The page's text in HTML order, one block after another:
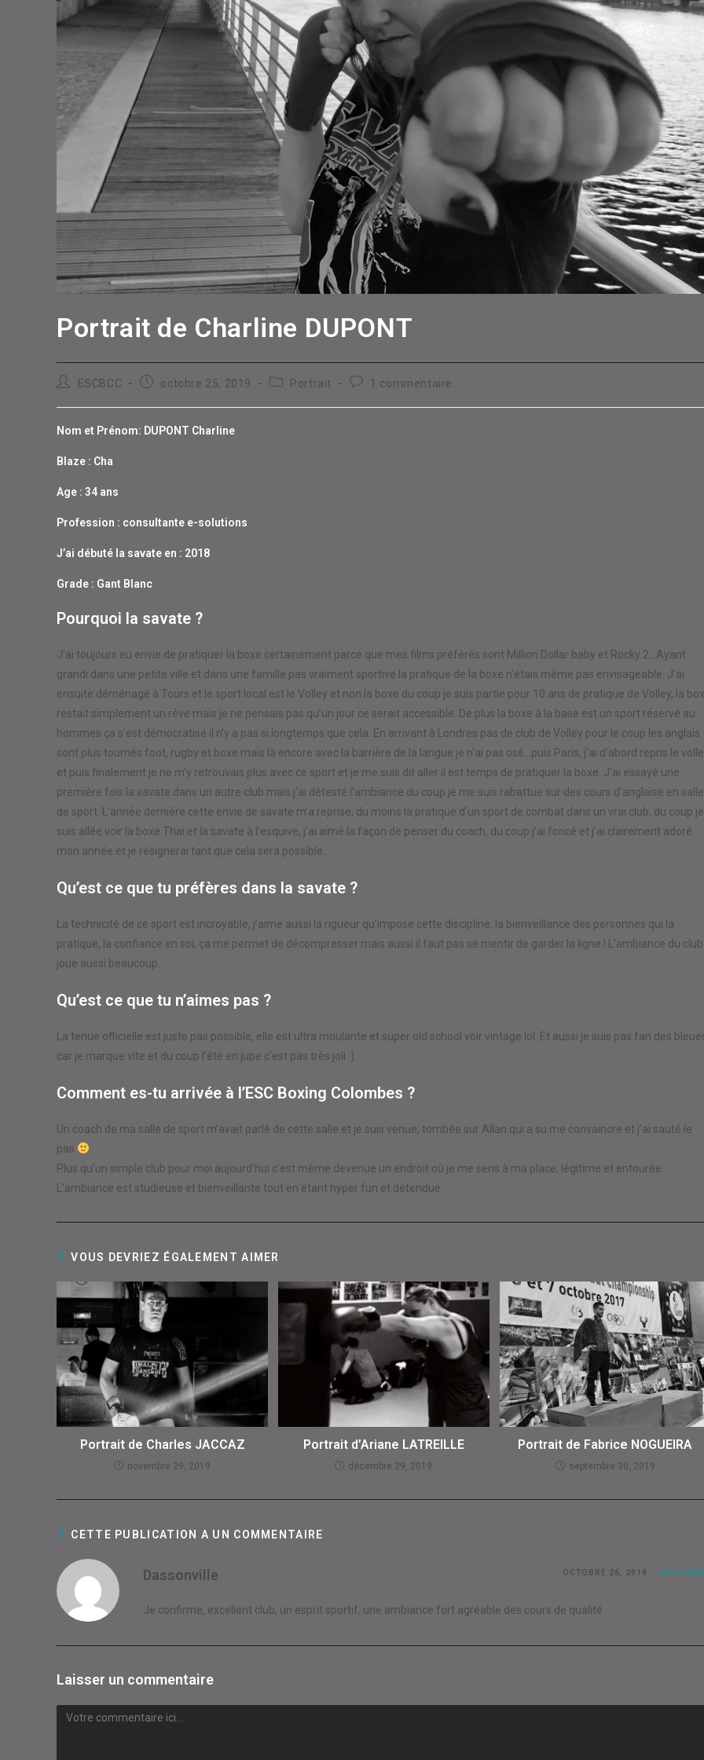
Portrait de Charline DUPONT
Auteur/autrice
la
publication :
ESCBCC
Publication
octobre 25, 2019
PostPortrait
Commentaires
la
1 commentaire
Nom et Prénom: DUPONT Charline
Blaze : Cha
Age : 34 ans
Profession : consultante e-solutions
J’ai débuté la savate en : 2018
Grade : Gant Blanc
Pourquoi la savate ?
J’ai toujours eu envie de pratiquer la boxe certainement parce que mes films préférés sont Million Dollar baby et Rocky 2…Ayant
grandi dans une petite ville et dans une famille pas vraiment sportive la pratique de la boxe n’étais même pas envisageable. J’ai
ensuite déménagé à Tours et le sport local est le Volley et non la boxe du coup je suis partie pour 10 ans de pratique de Volley, la
restait simplement un rêve mais je ne pensais pas qu’un jour ce serait accessible. De plus la boxe à la base est un sport réservé au
hommes ça s’est démocratisé il n’y a pas si longtemps que cela. En arrivant à Londres pas de club de Volley pour le coup les anglais
sont plus tournés foot, rugby et boxe mais là encore avec la barrière de la langue je n’ai pas osé…puis Paris, j’ai d’abord repris le
et puis finalement je ne m’y retrouvais plus avec ce sport et je me suis dit aller il est temps de pratiquer la boxe. J’ai essayé une
première fois la savate dans un autre club mais j’ai détesté l’ambiance du coup je me suis rabattue sur des cours d’anglaise en salle
de sport. L’année dernière cette envie de savate m’a reprise, du moins la pratique d’un sport de combat dans un vrai club, du coup je
suis allée voir la boxe Thai et la savate à l’esquive, j’ai aimé la façon de penser du coach, du coup j’ai foncé et j’ai clairement adoré
mon année et je résignerai tant que cela sera possible.
Qu’est ce que tu préfères dans la savate ?
La technicité de ce sport est incroyable, j’aime aussi la rigueur qu’impose cette discipline, la bienveillance des personnes qui la
pratique, la confiance en soi, ça me permet de décompresser mais aussi il faut pas se mentir de garder la ligne ! L’ambiance du club
joue aussi beaucoup.
Qu’est ce que tu n’aimes pas ?
La tenue officielle est juste pas possible, elle est ultra moulante et super old school voir vintage lol. Et aussi je suis pas fan des
car je marque vite et du coup l’été en jupe c’est pas très joli :).
Comment es-tu arrivée à l’ESC Boxing Colombes ?
Un coach de ma salle de sport m’avait parlé de cette salle et je suis venue, tombée sur Allan qui a su me convaincre et j’ai sauté le
pas
Plus qu’un simple club pour moi aujourd’hui c’est même devenue un endroit où je me sens à ma place, légitime et entourée.
L’ambiance est studieuse et bienveillante tout en étant hyper fun et détendue.
VOUS DEVRIEZ ÉGALEMENT AIMER
Portrait de Charles JACCAZ
novembre 29, 2019
Portrait d’Ariane LATREILLE
décembre 29, 2019
Portrait de Fabrice NOGUEIRA
septembre 30, 2019
CETTE PUBLICATION A UN COMMENTAIRE
Dassonville OCTOBRE 26, 2019
Je confirme, excellent club, un esprit sportif, une ambiance fort agréable des cours de qualité.
Laisser un commentaire
Comment